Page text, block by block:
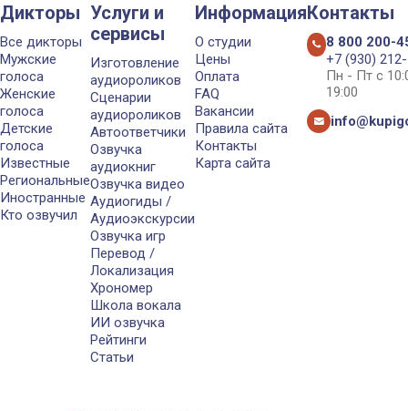
Дикторы
Все дикторы
Мужские
голоса
Женские
голоса
Детские
голоса
Известные
Региональные
Иностранные
Кто озвучил
Услуги и
сервисы
Изготовление
аудиороликов
Сценарии
аудиороликов
Автоответчики
Озвучка
аудиокниг
Озвучка видео
Аудиогиды /
Аудиоэкскурсии
Озвучка игр
Перевод /
Локализация
Хрономер
Школа вокала
ИИ озвучка
Рейтинги
Статьи
Информация
О студии
Цены
Оплата
FAQ
Вакансии
Правила сайта
Контакты
Карта сайта
Контакты
8 800 200-
+7 (930)
Пн - Пт с
19:00